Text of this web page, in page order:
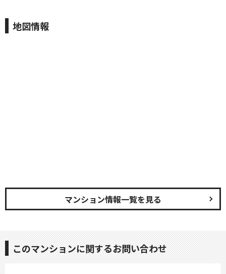
地図情報
マンション情報一覧を見る
このマンションに関するお問い合わせ